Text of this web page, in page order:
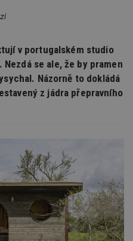
v portugalském studio
se ale, že by pramen
Názorně to dokládá
z jádra přepravního